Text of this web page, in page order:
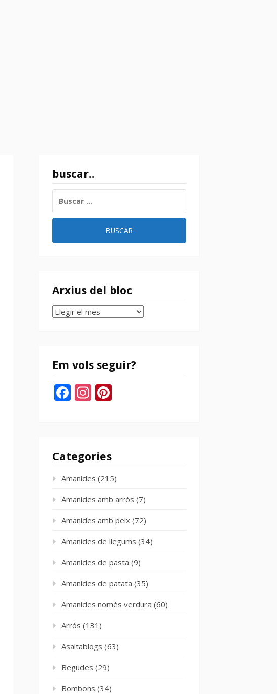
buscar..
Arxius del bloc
Arxius
bloc
Em vols seguir?
Facebook
Instagram
Categories
Amanides (215)
Amanides amb arròs (7)
Amanides amb peix (72)
Amanides de llegums (34)
Amanides de pasta (9)
Amanides de patata (35)
Amanides només verdura (60)
Arròs (131)
Asaltablogs (63)
Begudes (29)
Bombons (34)